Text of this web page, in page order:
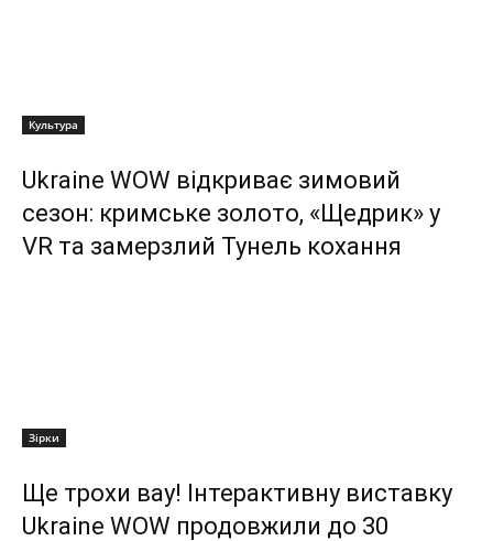
Культура
Ukraine WOW відкриває зимовий
сезон: кримське золото, «Щедрик» у
VR та замерзлий Тунель кохання
Зірки
Ще трохи вау! Інтерактивну виставку
Ukraine WOW продовжили до 30